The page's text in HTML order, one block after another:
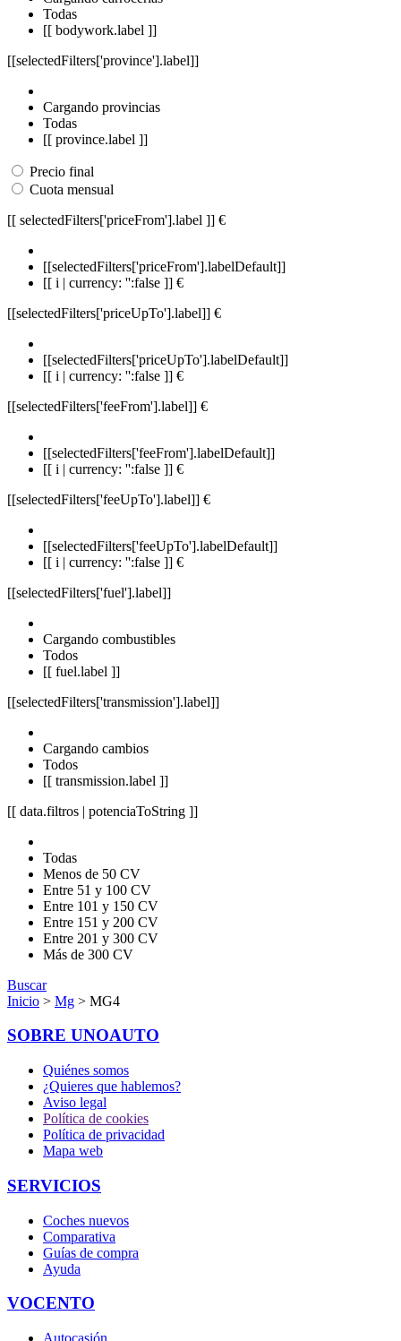
Todas
[[ bodywork.label ]]
[[selectedFilters['province'].label]]
Cargando provincias
Todas
[[ province.label ]]
Precio final
Cuota mensual
[[ selectedFilters['priceFrom'].label ]] €
[[selectedFilters['priceFrom'].labelDefault]]
[[ i | currency: '':false ]] €
[[selectedFilters['priceUpTo'].label]] €
[[selectedFilters['priceUpTo'].labelDefault]]
[[ i | currency: '':false ]] €
[[selectedFilters['feeFrom'].label]] €
[[selectedFilters['feeFrom'].labelDefault]]
[[ i | currency: '':false ]] €
[[selectedFilters['feeUpTo'].label]] €
[[selectedFilters['feeUpTo'].labelDefault]]
[[ i | currency: '':false ]] €
[[selectedFilters['fuel'].label]]
Cargando combustibles
Todos
[[ fuel.label ]]
[[selectedFilters['transmission'].label]]
Cargando cambios
Todos
[[ transmission.label ]]
[[ data.filtros | potenciaToString ]]
Todas
Menos de 50 CV
Entre 51 y 100 CV
Entre 101 y 150 CV
Entre 151 y 200 CV
Entre 201 y 300 CV
Más de 300 CV
Buscar
Inicio > Mg > MG4
SOBRE UNOAUTO
Quiénes somos
¿Quieres que hablemos?
Aviso legal
Política de cookies
Política de privacidad
Mapa web
SERVICIOS
Coches nuevos
Comparativa
Guías de compra
Ayuda
VOCENTO
Autocasión